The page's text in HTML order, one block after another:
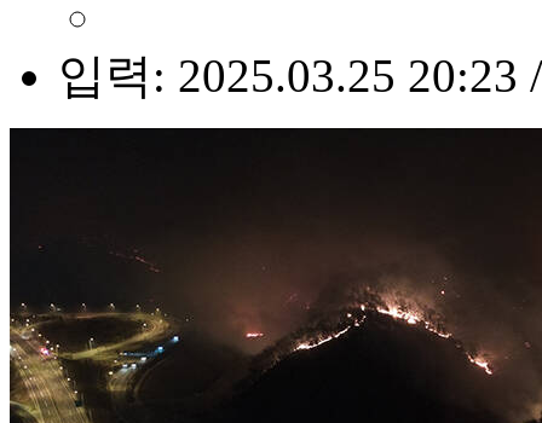
입력: 2025.03.25 20:23